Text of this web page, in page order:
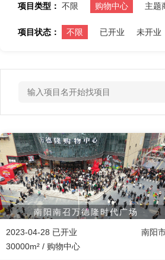
项目类型： 不限 购物中心 主题
项目状态： 不限 已开业 未开业
南阳南召万德隆时代广场
2023-04-28 已开业
南阳
30000m² / 购物中心